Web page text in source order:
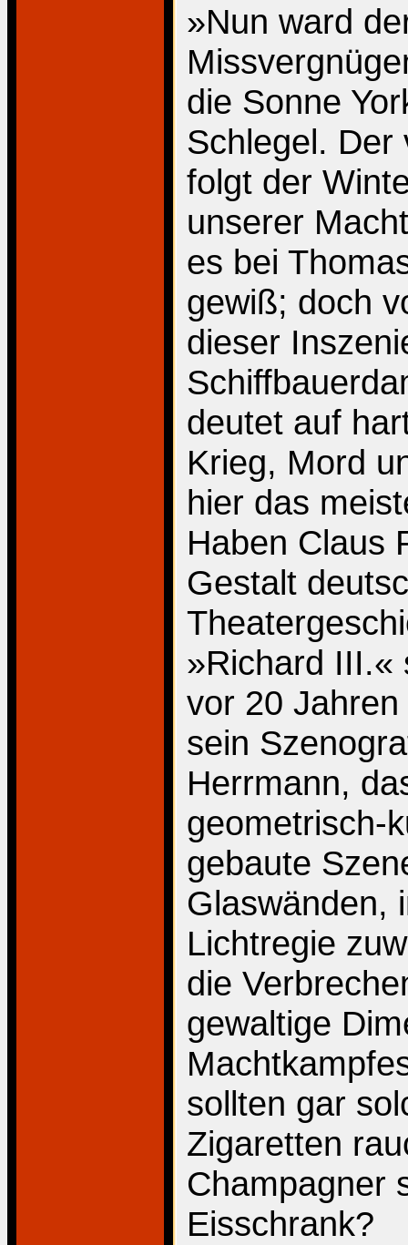
»Nun ward
die Sonne
Schlegel. Der
folgt der
unserer
es bei
gewiß; doch
dieser
deutet auf
Krieg, Mord
hier das
Haben Claus
Gestalt
»Richard III.«
vor 20
sein
Herrmann,
geometrisch-
gebaute
Glaswänden,
Lichtregie
die
gewaltige
sollten gar
Zigaretten
Champagner
Eisschrank?